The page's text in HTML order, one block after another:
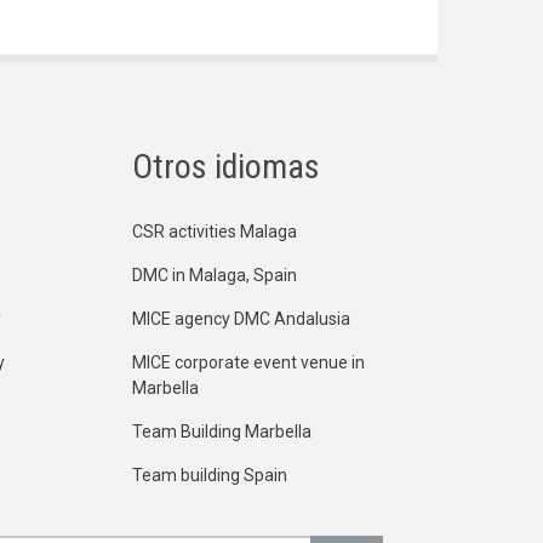
Otros idiomas
CSR activities Malaga
DMC in Malaga, Spain
MICE agency DMC Andalusia
MICE corporate event venue in
Marbella
Team Building Marbella
Team building Spain